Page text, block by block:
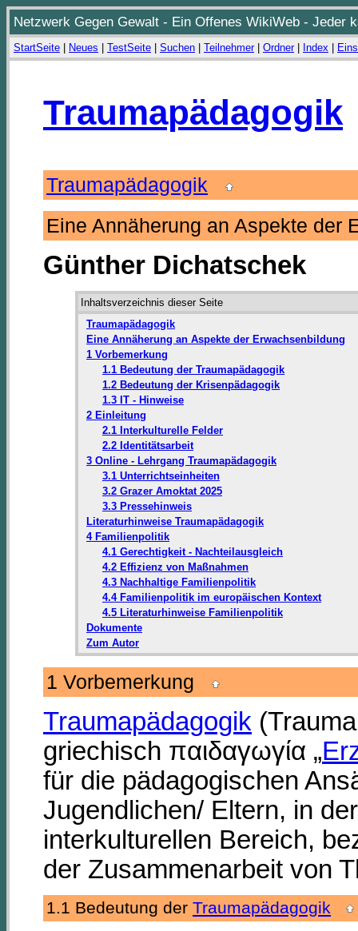
Netzwerk Gegen Gewalt - Ein Offenes WikiWeb - Jeder
StartSeite Neues TestSeite Suchen Teilnehmer| Ordner| Index
Traumapädagogik
Traumapädagogik
Eine Annäherung an Aspekte
Günther Dichatschek
Inhaltsverzeichnis dieser Seite
Traumapädagogik
Eine Annäherung an Aspekte der Erwachsenbildung
1 Vorbemerkung
1.1 Bedeutung der Traumapädagogik
1.2 Bedeutung der Krisenpädagogik
1.3 IT - Hinweise
2 Einleitung
2.1 Interkulturelle Felder
2.2 Identitätsarbeit
3 Online - Lehrgang Traumapädagogik
3.1 Unterrichtseinheiten
3.2 Grazer Amoktat 2025
3.3 Pressehinweis
Literaturhinweise Traumapädagogik
4 Familienpolitik
4.1 Gerechtigkeit - Nachteilausgleich
4.2 Effizienz von Maßnahmen
4.3 Nachhaltige Familienpolitik
4.4 Familienpolitik im europäischen Kontext
4.5 Literaturhinweise Familienpolitik
Dokumente
Zum Autor
1 Vorbemerkung
Traumapädagogik
griechisch παιδαγωγία „
für die pädagogischen
Jugendlichen/ Eltern, in
interkulturellen Bereich,
der Zusammenarbeit von
1.1 Bedeutung der Traumapädagogik